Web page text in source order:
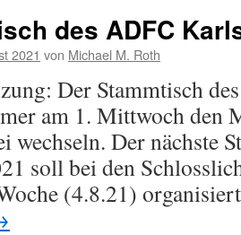
des ADFC
2021 von Michael M. Roth
Der Stammtisch
am 1. Mittwoch den
wechseln. Der nächste
soll bei den
(4.8.21)